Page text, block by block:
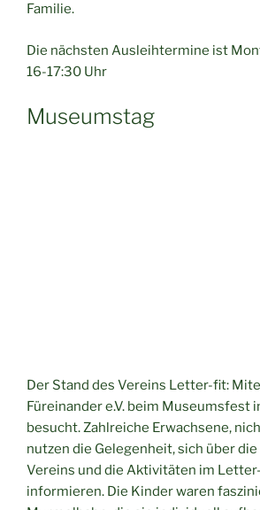
Familie.
Die nächsten Ausleihtermine ist
16-17:30 Uhr
Museumstag
Der Stand des Vereins Letter-fit:
Füreinander e.V. beim Museumsfest
besucht. Zahlreiche Erwachsene,
nutzen die Gelegenheit, sich über
Vereins und die Aktivitäten im
informieren. Die Kinder waren